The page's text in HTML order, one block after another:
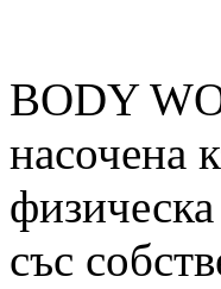
BODY
насочена
със